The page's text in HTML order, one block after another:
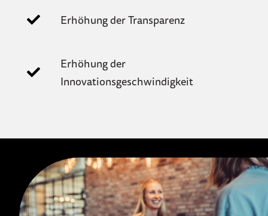
Erhöhung der Transparenz
Erhöhung der
Innovationsgeschwindigkeit